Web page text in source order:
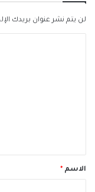
لن يتم نشر عنوان بريدك
*الاسم *